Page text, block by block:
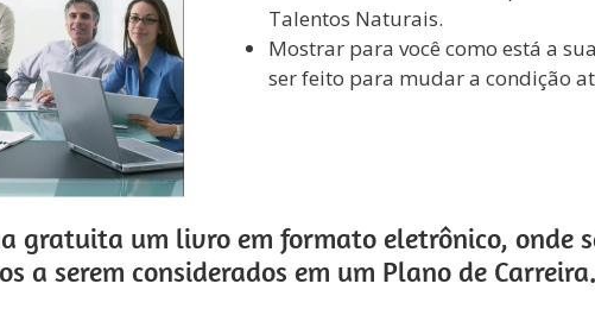
Talentos Naturais.
Mostrar para você como está a
ser feito para mudar a condição
gratuita um livro em formato eletrônico, onde
a serem considerados em um Plano de Carreira.